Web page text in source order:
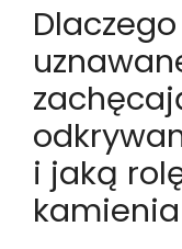
i jaką